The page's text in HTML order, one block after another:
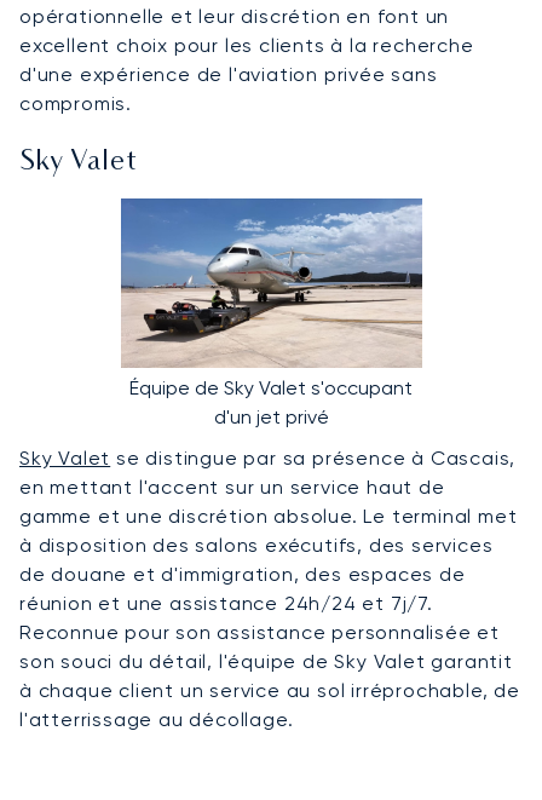
opérationnelle et leur discrétion en font un
excellent choix pour les clients à la recherche
d'une expérience de l'aviation privée sans
compromis.
Sky Valet
Équipe de Sky Valet s'occupant
d'un jet privé
Sky Valet se distingue par sa présence à Cascais,
en mettant l'accent sur un service haut de
gamme et une discrétion absolue. Le terminal met
à disposition des salons exécutifs, des services
de douane et d'immigration, des espaces de
réunion et une assistance 24h/24 et 7j/7.
Reconnue pour son assistance personnalisée et
son souci du détail, l'équipe de Sky Valet garantit
à chaque client un service au sol irréprochable, de
l'atterrissage au décollage.